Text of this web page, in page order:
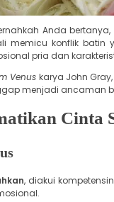
Anda
memicu konflik
pria dan
Venus karya John
menjadi ancaman
Cinta
, diakui